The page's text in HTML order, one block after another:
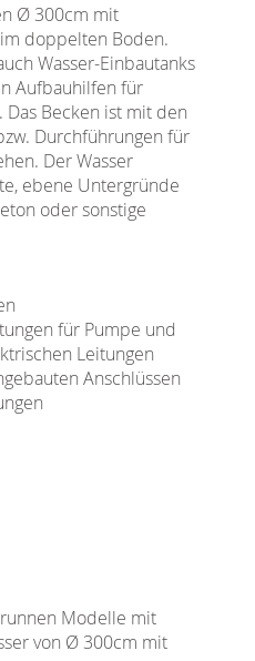
Ø 300cm mit
doppelten Boden.
Wasser-Einbautanks
Aufbauhilfen für
Becken ist mit den
Durchführungen für
Der Wasser
ebene Untergründe
oder sonstige
für Pumpe und
Leitungen
Anschlüssen
Modelle mit
von Ø 300cm mit